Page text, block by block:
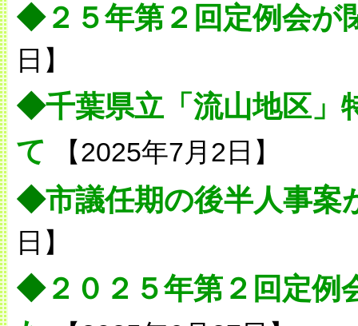
◆２５年第２回定例会が
日】
◆千葉県立「流山地区」
て 【2025年7月2日】
◆市議任期の後半人事案
日】
◆２０２５年第２回定例